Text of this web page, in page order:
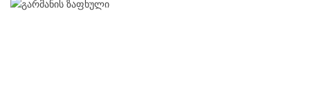
წიგნი ბრწყინვალე საჩუქარია, რომელიც კიდევ მრავალი